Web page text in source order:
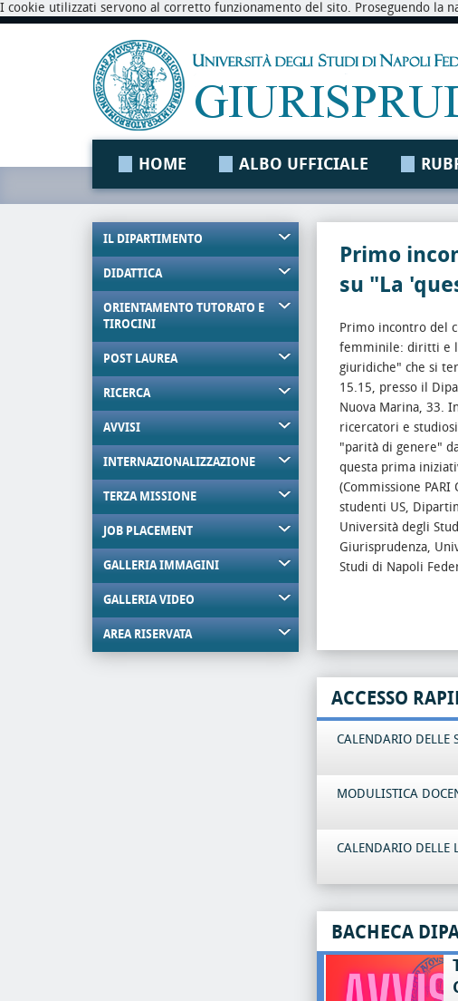
I cookie utilizzati servono al corretto funzionamento del sito. Proseguendo la
HOME ALBO UFFICIALE
IL DIPARTIMENTO
DIDATTICA
ORIENTAMENTO TUTORATO E
TIROCINI
POST LAUREA
RICERCA
AVVISI
INTERNAZIONALIZZAZIONE
TERZA MISSIONE
JOB PLACEMENT
GALLERIA IMMAGINI
GALLERIA VIDEO
AREA RISERVATA
Primo
su "La
Primo incontro del
femminile: diritti e
giuridiche" che si
15.15, presso il
Nuova Marina, 33.
ricercatori e
"parità di genere"
questa prima
(Commissione
studenti US,
Università degli
Giurisprudenza,
Studi di Napoli
ACCESSO
CALENDARIO DELLE
MODULISTICA
CALENDARIO DELLE
BACHECA